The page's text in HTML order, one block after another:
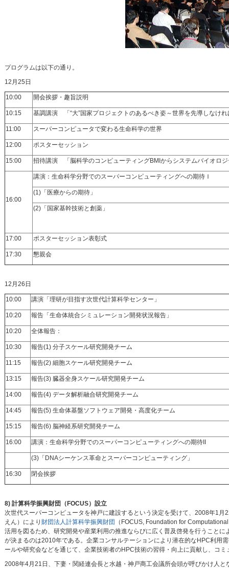
プログラムは以下の通り。
12月25日
10:00 開会挨拶・趣旨説明
10:15 基調講演 「“大”国家プロジェクトのあるべき姿～世界を先導しなけ
11:00 スーパーコンピュータで変わる生命科学の世界
12:00 ポスターセッション
15:00 招待講演 「脳科学のコンピューティングBMIからシステムバイ
16:00
講演：生命科学分野でのスーパーコンピューティングへの期待Ｉ
(1)「医療からの期待」
(2)「国家基幹技術と創薬」
17:00 ポスターセッション表彰式
17:30 懇親会
12月26日
10:00 講演「理研が目指す次世代計算科学センター」
10:20 報告「生命体統合シミュレーション開発状況報告」
10:20 全体報告：
10:30 報告(1) 分子スケール研究開発チーム
11:15 報告(2) 細胞スケール研究開発チーム
13:15 報告(3) 臓器全身スケール研究開発チーム
14:00 報告(4) データ解析融合研究開発チーム
14:45 報告(5) 生命体基盤ソフトウェア開発・高度化チーム
15:15 報告(6) 脳神経系研究開発チーム
16:00 講演：生命科学分野でのスーパーコンピューティングへの期待II
(3)「DNAシーケンス革命とスーパーコンピューティング」
16:30 閉会挨拶
8) 計算科学振興財団（FOCUS）設立
次世代スーパーコンピュータを神戸に建設するという決定を受けて、2008年1
えん）により 財団法人計算科学振興財団
（FOCUS, Foundation for
活用を図るため、研究開発や産業利用の推進ならびに広く普及啓発を行うこと
が決まるのは2010年である。企業コンサルテーションにより潜在的なHPC利用
ールや研究会などを通じて、企業技術者のHPC技術の習得・向上に貢献し、コ
2008年4月21日、下妻・関経連会長と水越・神戸商工会議所会頭が呼びかけ人